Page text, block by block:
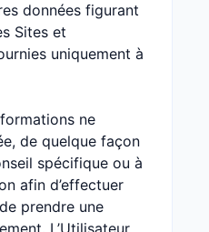
données figurant
Sites et
uniquement à
ne
de quelque façon
spécifique ou à
afin d’effectuer
prendre une
L’Utilisateur